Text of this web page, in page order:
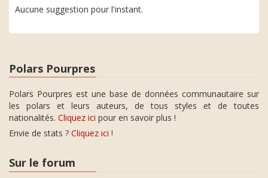
Aucune suggestion pour l'instant.
Polars Pourpres
Polars Pourpres est une base de données communautaire sur
les polars et leurs auteurs, de tous styles et de toutes
nationalités. Cliquez ici pour en savoir plus !
Envie de stats ? Cliquez ici !
Sur le forum